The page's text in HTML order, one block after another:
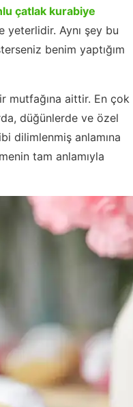
çatlak kurabiye
yeterlidir. Aynı şey bu
benim yaptığım
mutfağına aittir. En çok
düğünlerde ve özel
dilimlenmiş anlamına
tam anlamıyla